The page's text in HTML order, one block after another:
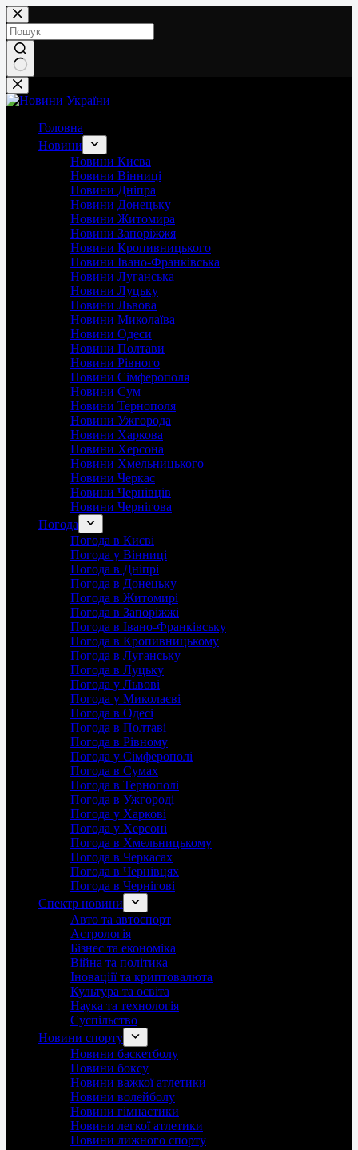
Перейти
до
вмісту
Немає
результатів
Головна
Новини
Новини Києва
Новини Вінниці
Новини Дніпра
Новини Донецьку
Новини Житомира
Новини Запоріжжя
Новини Кропивницького
Новини Івано-Франківська
Новини Луганська
Новини Луцьку
Новини Львова
Новини Миколаїва
Новини Одеси
Новини Полтави
Новини Рівного
Новини Сімферополя
Новини Сум
Новини Тернополя
Новини Ужгорода
Новини Харкова
Новини Херсона
Новини Хмельницького
Новини Черкас
Новини Чернівців
Новини Чернігова
Погода
Погода в Києві
Погода у Вінниці
Погода в Дніпрі
Погода в Донецьку
Погода в Житомирі
Погода в Запоріжжі
Погода в Івано-Франківську
Погода в Кропивницькому
Погода в Луганську
Погода в Луцьку
Погода у Львові
Погода у Миколаєві
Погода в Одесі
Погода в Полтаві
Погода в Рівному
Погода у Сімферополі
Погода в Сумах
Погода в Тернополі
Погода в Ужгороді
Погода у Харкові
Погода у Херсоні
Погода в Хмельницькому
Погода в Черкасах
Погода в Чернівцях
Погода в Чернігові
Спектр новини
Авто та автоспорт
Астрологія
Бізнес та економіка
Війна та політика
Іноваціії та криптовалюта
Культура та освіта
Наука та технологія
Суспільство
Новини спорту
Новини баскетболу
Новини боксу
Новини важкої атлетики
Новини волейболу
Новини гімнастики
Новини легкої атлетики
Новини лижного спорту